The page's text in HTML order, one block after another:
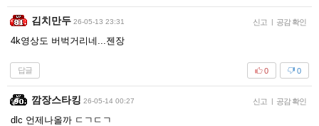
김치만두 26-05-13 23:31 신고 | 공감 확인
4k영상도 버벅거리네...젠장
답글 0
0
깜장스타킹 26-05-14 00:27 신고 | 공감 확인
dlc 언제나올까 ㄷㄱㄷㄱ